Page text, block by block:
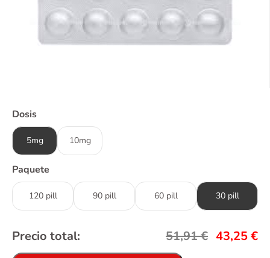
Dosis
5mg 10mg
Paquete
120 pill 90 pill 60 pill 30 pill
Precio total: 51,91€ 43,25€